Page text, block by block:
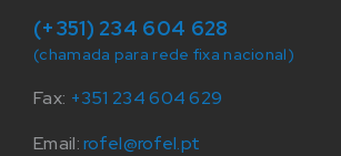
(+351) 234 604 628
(chamada para rede fixa nacional)
Fax: +351 234 604 629
Email:rofel@rofel.pt